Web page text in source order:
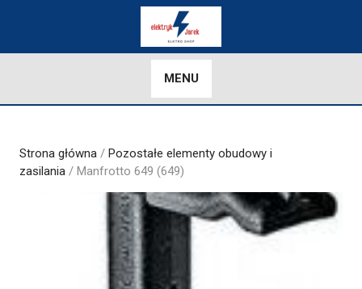
MENU
Strona główna / Pozostałe elementy obudowy i
zasilania / Manfrotto 649 (649)